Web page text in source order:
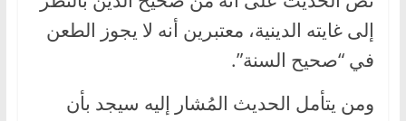
إلى غايته الدينية، معتبرين أنه لا يجوز الطعن
في “صحيح السنة”.
ومن يتأمل الحديث المُشار إليه سيجد بأن